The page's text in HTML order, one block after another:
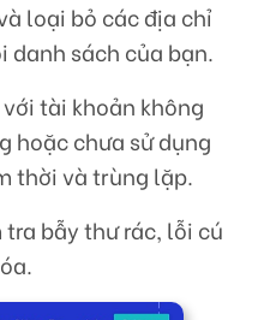
loại bỏ các địa chỉ
danh sách của bạn.
tài khoản không
hoặc chưa sử dụng
thời và trùng lặp.
bẫy thư rác, lỗi cú